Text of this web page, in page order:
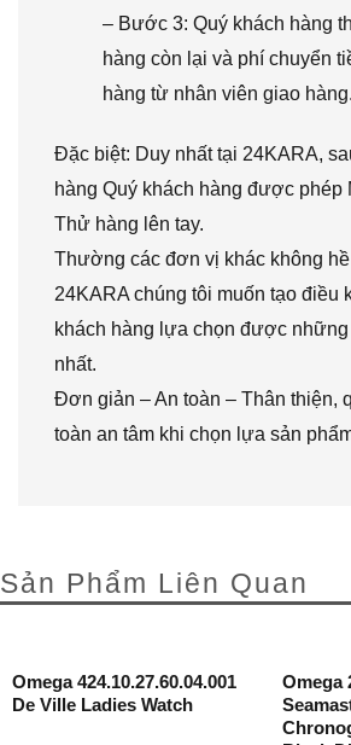
– Bước 3: Quý khách hàng
hàng còn lại và phí chuyển
hàng từ nhân viên giao hàng.
Đặc biệt: Duy nhất tại 24KARA,
hàng Quý khách hàng được phép
Thử hàng lên tay.
Thường các đơn vị khác không
24KARA chúng tôi muốn tạo điều
khách hàng lựa chọn được
nhất.
Đơn giản – An toàn – Thân thiện,
toàn an tâm khi chọn lựa sản
Sản Phẩm Liên Quan
Omega 424.10.27.60.04.001
De Ville Ladies Watch
Omega